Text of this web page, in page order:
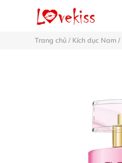
Trang chủ / Kích dục Nam /